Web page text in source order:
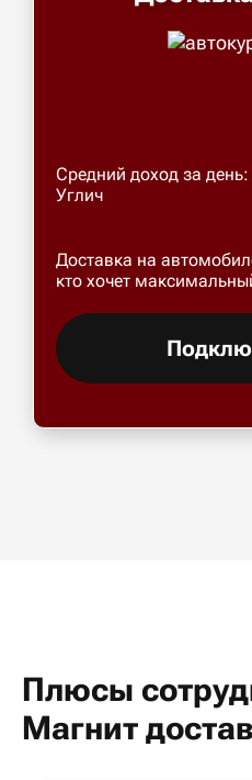
Средний доход за
Углич
Доставка на
кто хочет
Плюсы
Магнит